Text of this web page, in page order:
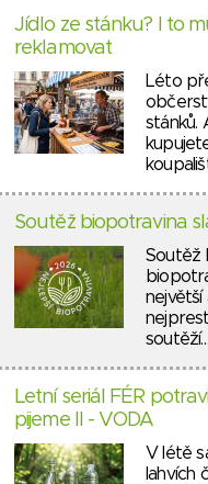
Jídlo ze stánku? I to
reklamovat
Léto
stánků.
Soutěž biopotravina
Soutěž
největší
soutěží…
Letní seriál FÉR
pijeme II - VODA
V létě
lahvích